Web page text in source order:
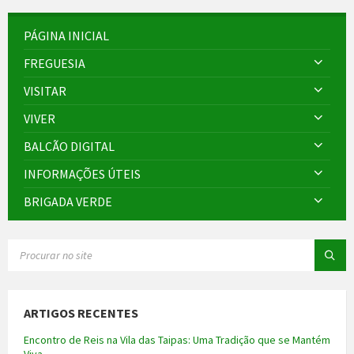
PÁGINA INICIAL
FREGUESIA
VISITAR
VIVER
BALCÃO DIGITAL
INFORMAÇÕES ÚTEIS
BRIGADA VERDE
ARTIGOS RECENTES
Encontro de Reis na Vila das Taipas: Uma Tradição que se Mantém